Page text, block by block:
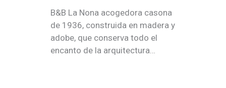
B&B La Nona acogedora casona
de 1936, construida en madera y
adobe, que conserva todo el
encanto de la arquitectura…